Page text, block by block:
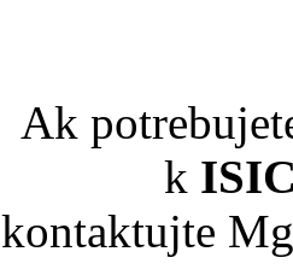
Ak
k
kontaktujte